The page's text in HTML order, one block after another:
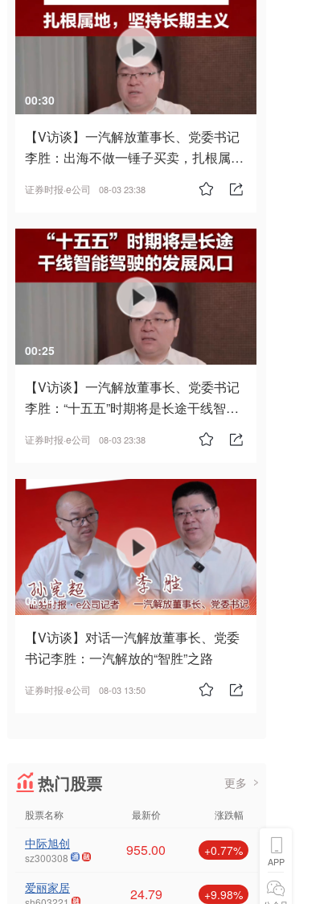
00:30
【V访谈】一汽解放董事长、党委书记
李胜：出海不做一锤子买卖，扎根属
证券时报·e公司 08-03 23:38
00:25
【V访谈】一汽解放董事长、党委书记
李胜：“十五五”时期将是长途干线智能
证券时报·e公司 08-03 23:38
06:04
【V访谈】对话一汽解放董事长、党委
书记李胜：一汽解放的“智胜”之路
证券时报·e公司 08-03 13:50
热门股票 更多
股票名称 最新价 涨跌幅
中际旭创
sz300308 955.00 +0.77%
爱丽家居 24.79 +9.98%
APP